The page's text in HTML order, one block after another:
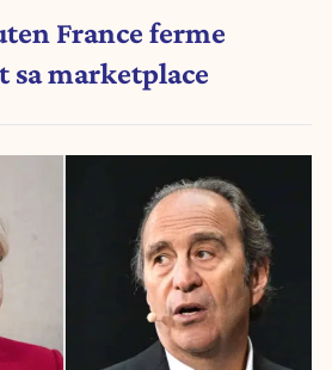
France ferme
marketplace